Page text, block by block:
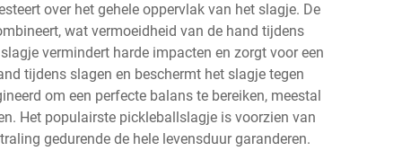
over het gehele oppervlak van het slagje. De
wat vermoeidheid van de hand tijdens
vermindert harde impacten en zorgt voor een
tijdens slagen en beschermt het slagje tegen
om een perfecte balans te bereiken, meestal
Het populairste pickleballslagje is voorzien van
gedurende de hele levensduur garanderen.